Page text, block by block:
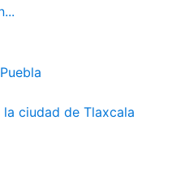
la ciudad de Tlaxcala